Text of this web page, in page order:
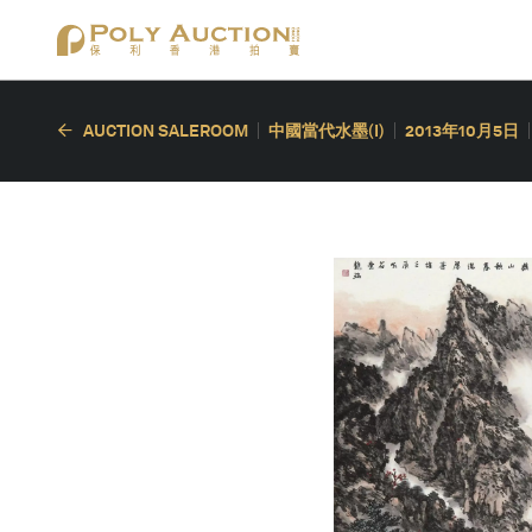
AUCTION SALEROOM 中國當代水墨(I) 2013年10月5日